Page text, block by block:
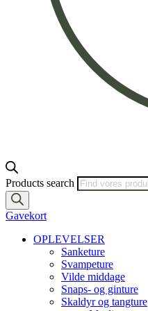
Products search
Gavekort
OPLEVELSER
Sanketure
Svampeture
Vilde middage
Snaps- og ginture
Skaldyr og tangture